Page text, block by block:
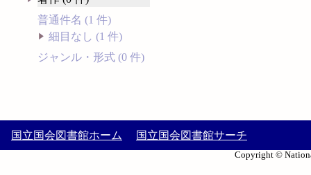
普通件名 (1 件)
細目なし (1 件)
ジャンル・形式 (0 件)
国立国会図書館ホーム 国立国会図書館サーチ
Copyright ©